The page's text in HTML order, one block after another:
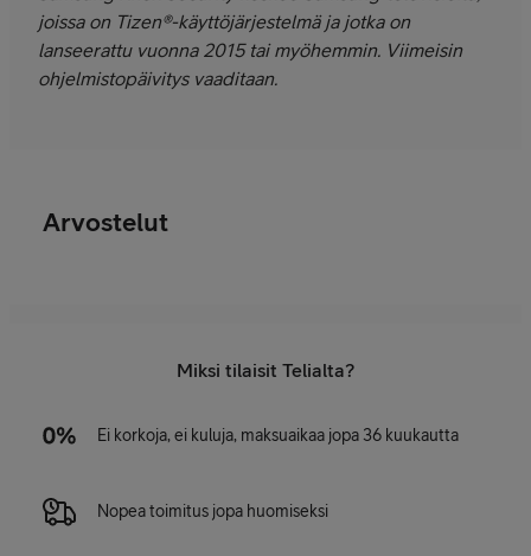
joissa on Tizen®-käyttöjärjestelmä ja jotka on
lanseerattu vuonna 2015 tai myöhemmin. Viimeisin
ohjelmistopäivitys vaaditaan.
Arvostelut
Miksi tilaisit Telialta?
Ei korkoja, ei kuluja, maksuaikaa jopa 36 kuukautta
Nopea toimitus jopa huomiseksi